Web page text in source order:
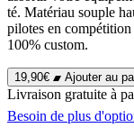
té. Matériau souple
pilotes en
100% custom.
19,90€ Ajouter au
Livraison gratuite à
Besoin de plus